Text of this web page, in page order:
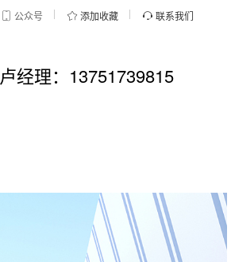
公众号 添加收藏 联系我们
卢经理：13751739815